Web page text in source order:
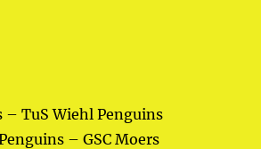
– TuS Wiehl Penguins
– GSC Moers